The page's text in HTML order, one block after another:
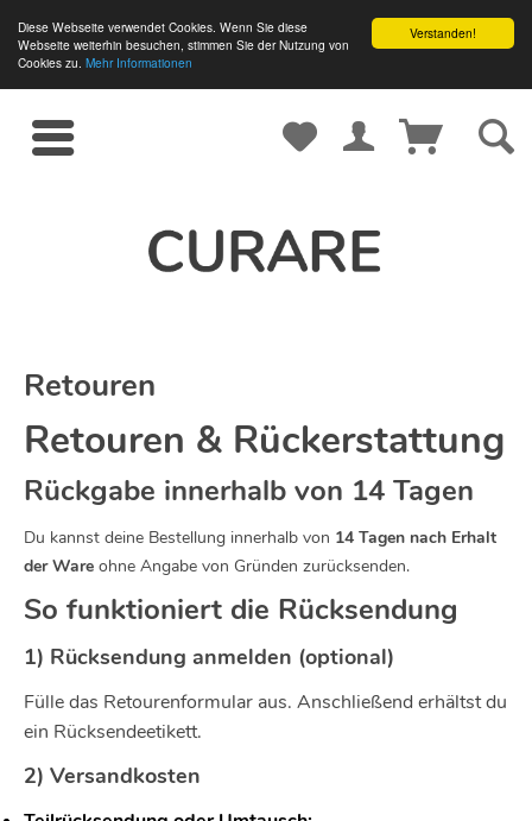
Verstanden!
Diese Webseite verwendet Cookies. Wenn Sie diese
Webseite weiterhin besuchen, stimmen Sie der Nutzung von
Cookies zu. Mehr Informationen
Retouren
Retouren & Rückerstattung
Rückgabe innerhalb von 14 Tagen
Du kannst deine Bestellung innerhalb von 14 Tagen nach Erhalt
der Ware ohne Angabe von Gründen zurücksenden.
So funktioniert die Rücksendung
1) Rücksendung anmelden (optional)
Fülle das Retourenformular aus. Anschließend erhältst du
ein Rücksendeetikett.
2) Versandkosten